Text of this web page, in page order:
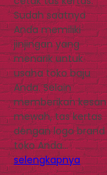
Sudah saatnya
Anda memiliki
jinjingan yang
menarik untuk
usaha toko baju
Anda. Selain
memberikan kesan
mewah, tas kertas
dengan logo brand
toko Anda…
selengkapnya